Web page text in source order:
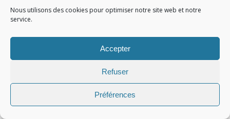
Nous utilisons des cookies pour optimiser notre site web et notre
service.
Accepter
Refuser
Préférences
août 2018
mars 2018